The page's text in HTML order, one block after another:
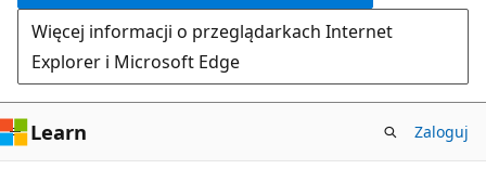
Więcej informacji o przeglądarkach Internet
Explorer i Microsoft Edge
Learn Zaloguj